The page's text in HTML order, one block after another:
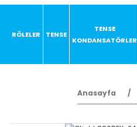
RÖLELER TENSE
TENSE
KONDANSATÖRLER
Anasayfa